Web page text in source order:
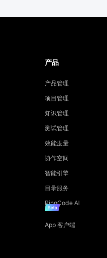
产品
产品管理
项目管理
知识管理
测试管理
效能度量
协作空间
智能引擎
目录服务
PingCode AI
App 客户端